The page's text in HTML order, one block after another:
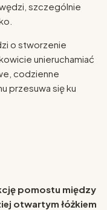
szczególnie
o stworzenie
unieruchamiać
codzienne
przesuwa się ku
pomostu między
otwartym łóżkiem